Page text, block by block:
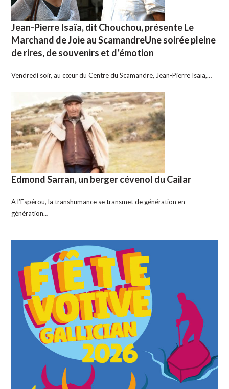
Jean-Pierre Isaïa, dit Chouchou, présente Le
Marchand de Joie au ScamandreUne soirée pleine
de rires, de souvenirs et d’émotion
Vendredi soir, au cœur du Centre du Scamandre, Jean-Pierre Isaïa,…
Edmond Sarran, un berger cévenol du Cailar
A l’Espérou, la transhumance se transmet de génération en
génération…